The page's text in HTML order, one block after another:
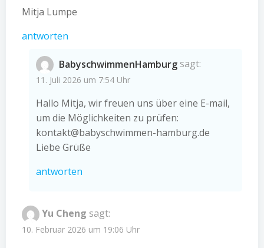
Mitja Lumpe
antworten
BabyschwimmenHamburg sagt:
11. Juli 2026 um 7:54 Uhr
Hallo Mitja, wir freuen uns über eine E-mail,
um die Möglichkeiten zu prüfen:
kontakt@babyschwimmen-hamburg.de
Liebe Grüße
antworten
Yu Cheng sagt:
10. Februar 2026 um 19:06 Uhr